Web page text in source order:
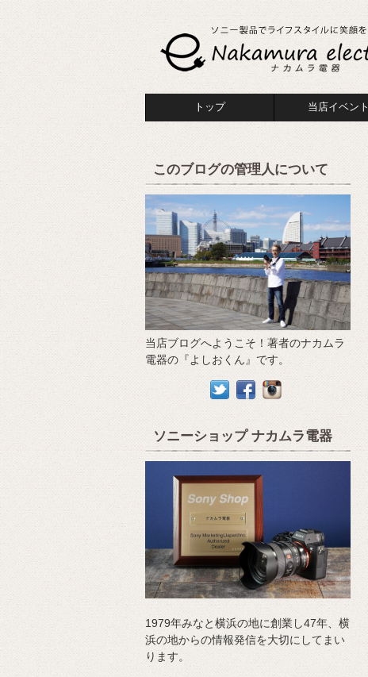
トップ 当店イベント
このブログの管理人について
当店ブログへようこそ！著者のナカムラ
電器の『よしおくん』です。
ソニーショップ ナカムラ電器
1979年みなと横浜の地に創業し47年、横
浜の地からの情報発信を大切にしてまい
ります。